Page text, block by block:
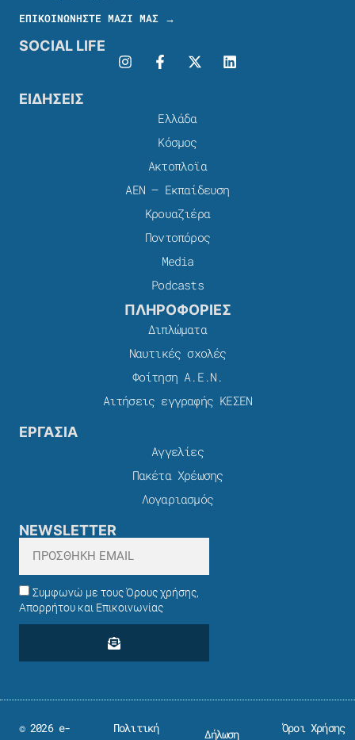
ΕΠΙΚΟΙΝΩΝΗΣΤΕ ΜΑΖΙ ΜΑΣ →
SOCIAL LIFE
ΕΙΔΗΣΕΙΣ
Ελλάδα
Κόσμος
Ακτοπλοϊα
ΑΕΝ – Εκπαίδευση
Κρουαζιέρα
Ποντοπόρος
Media
Podcasts
ΠΛΗΡΟΦΟΡΙΕΣ
Διπλώματα
Ναυτικές σχολές
Φοίτηση Α.Ε.Ν.
Αιτήσεις εγγραφής ΚΕΣΕΝ
ΕΡΓΑΣΙΑ
Αγγελίες
Πακέτα Χρέωσης​
Λογαριασμός
NEWSLETTER
Συμφωνώ με τους Όρους χρήσης,
Απορρήτου και Επικοινωνίας
© 2026 e-
Πολιτική
Δήλωση Όροι Χρήσης